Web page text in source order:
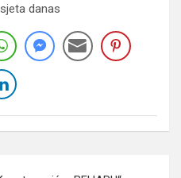
danas